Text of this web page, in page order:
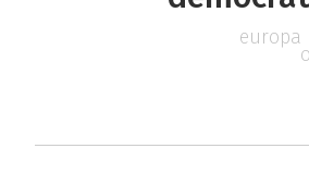
europa